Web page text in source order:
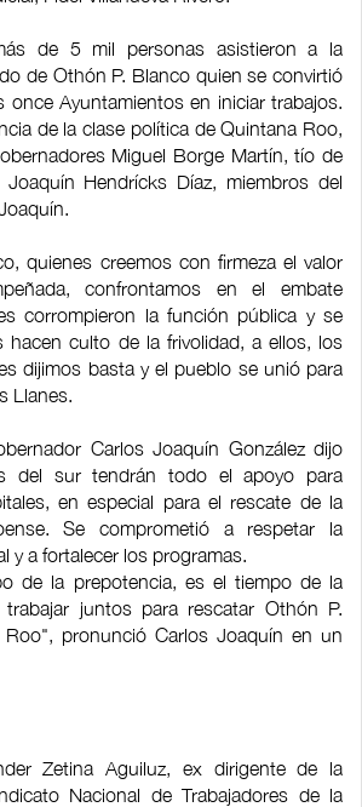
de 5 mil personas asistieron a la
de Othón P. Blanco quien se convirtió
once Ayuntamientos en iniciar trabajos.
de la clase política de Quintana Roo,
Miguel Borge Martín, tío de
Hendrícks Díaz, miembros del
quienes creemos con firmeza el valor
confrontamos en el embate
corrompieron la función pública y se
hacen culto de la frivolidad, a ellos, los
dijimos basta y el pueblo se unió para
Llanes.
Carlos Joaquín González dijo
del sur tendrán todo el apoyo para
en especial para el rescate de la
Se comprometió a respetar la
y a fortalecer los programas.
de la prepotencia, es el tiempo de la
juntos para rescatar Othón P.
pronunció Carlos Joaquín en un
Zetina Aguiluz, ex dirigente de la
Nacional de Trabajadores de la